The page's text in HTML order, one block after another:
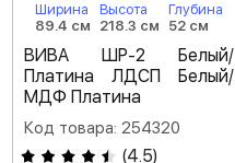
Ширина
89.4 см
Высота
218.3 см
Глубина
52 см
ВИВА ШР-2 Белый/
Платина ЛДСП Белый/
МДФ Платина
Код товара: 254320
(4.5)